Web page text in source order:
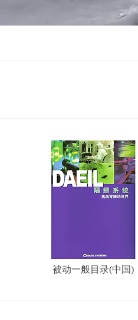
被动一般目录(中国)